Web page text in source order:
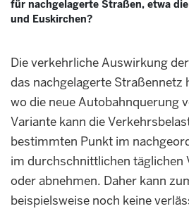
für nachgelagerte Straßen, etwa
und Euskirchen?
Die verkehrliche Auswirkung
das nachgelagerte Straßennetz
wo die neue Autobahnquerung
Variante kann die
bestimmten Punkt im
im durchschnittlichen täglichen
oder abnehmen. Daher kann
beispielsweise noch keine